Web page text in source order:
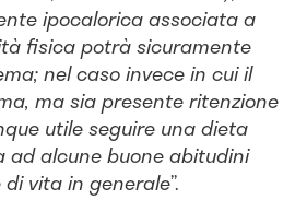
ipocalorica associata a
fisica potrà sicuramente
nel caso invece in cui il
ma sia presente ritenzione
utile seguire una dieta
alcune buone abitudini
vita in generale”.